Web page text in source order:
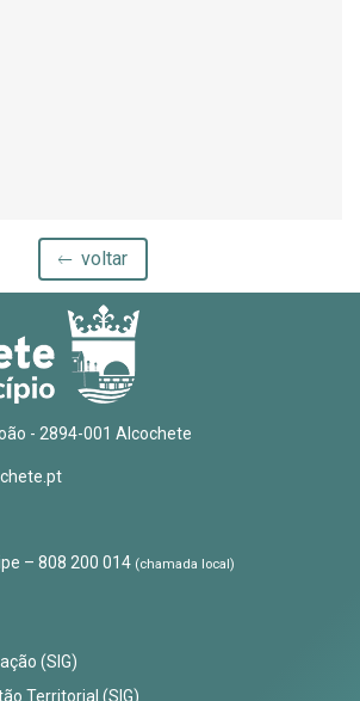
voltar
- 2894-001 Alcochete
– 808 200 014 (chamada local)
(SIG)
Territorial (SIG)